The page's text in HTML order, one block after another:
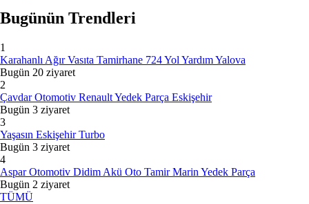
Bugünün Trendleri
1
Karahanlı Ağır Vasıta Tamirhane 724 Yol Yardım Yalova
Bugün 20 ziyaret
2
Çavdar Otomotiv Renault Yedek Parça Eskişehir
Bugün 3 ziyaret
3
Yaşasın Eskişehir Turbo
Bugün 3 ziyaret
4
Aspar Otomotiv Didim Akü Oto Tamir Marin Yedek Parça
Bugün 2 ziyaret
TÜMÜ